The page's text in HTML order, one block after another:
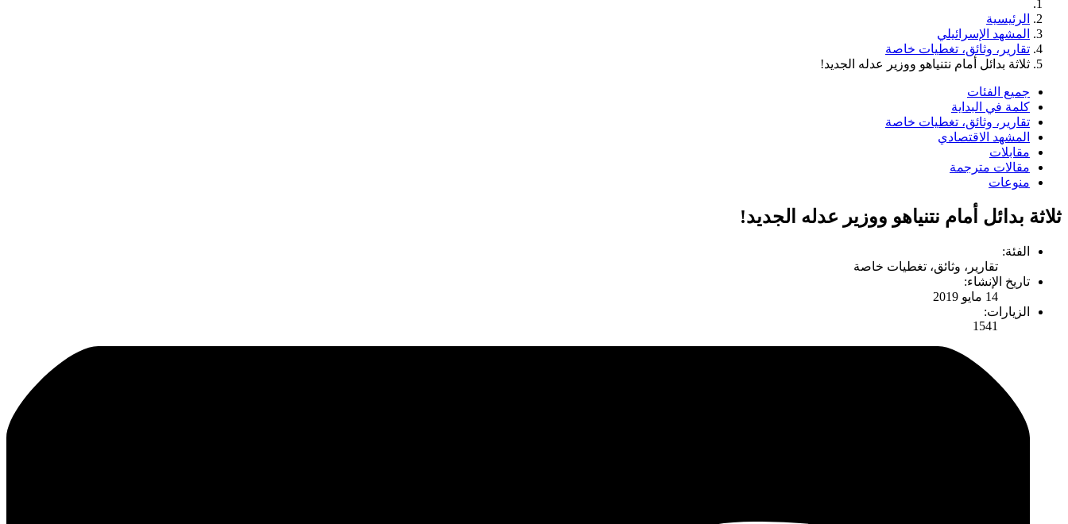
الرئيسية
المشهد الإسرائيلي
تقارير، وثائق، تغطيات خاصة
ثلاثة بدائل أمام نتنياهو ووزير عدله الجديد!
جميع الفئات
كلمة في البداية
تقارير، وثائق، تغطيات خاصة
المشهد الاقتصادي
مقابلات
مقالات مترجمة
منوعات
ثلاثة بدائل أمام نتنياهو ووزير عدله الجديد!
الفئة:
تقارير، وثائق، تغطيات خاصة
تاريخ الإنشاء:
14 مايو 2019
الزيارات:
1541